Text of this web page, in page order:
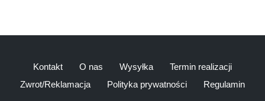
Kontakt O nas Wysyłka
Termin realizacji
Zwrot/Reklamacja
Polityka prywatności Regulamin